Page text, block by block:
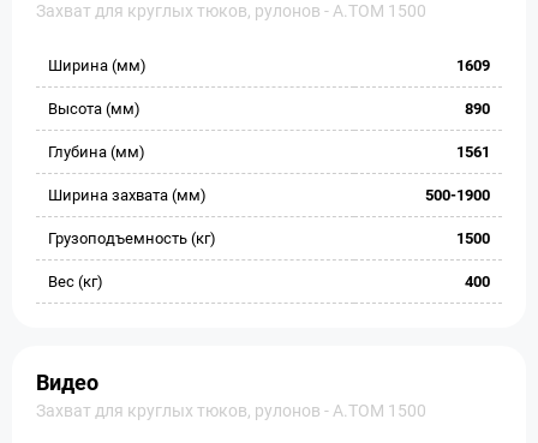
Захват для круглых тюков, рулонов - А.ТОМ 1500
Ширина (мм) 1609
Высота (мм) 890
Глубина (мм) 1561
Ширина захвата (мм) 500-1900
Грузоподъемность (кг) 1500
Вес (кг) 400
Видео
Захват для круглых тюков, рулонов - А.ТОМ 1500